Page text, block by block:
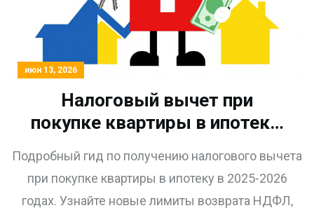
июн 13, 2026
Налоговый вычет при
покупке квартиры в ипотеку:
полный гид по возврату
НДФЛ в 2025-2026 годах
Подробный гид по получению налогового вычета
при покупке квартиры в ипотеку в 2025-2026
годах. Узнайте новые лимиты возврата НДФЛ,